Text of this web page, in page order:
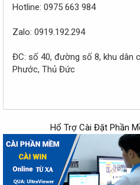
Hotline: 0975 663 984
Zalo: 0919.192.294
ĐC: số 40, đường số 8, khu dân
Phước, Thủ Đức
Hổ Trợ Cài Đặt Phần